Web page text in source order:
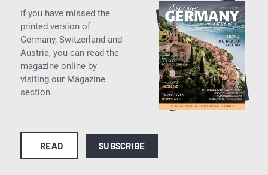
If you have missed the
printed version of
Germany, Switzerland and
Austria, you can read the
magazine online by
visiting our Magazine
section.
READ SUBSCRIBE